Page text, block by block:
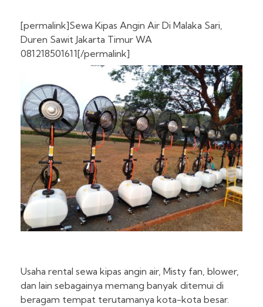
[permalink]Sewa Kipas Angin Air Di Malaka Sari,
Duren Sawit Jakarta Timur WA
081218501611[/permalink]
Usaha rental sewa kipas angin air, Misty fan, blower,
dan lain sebagainya memang banyak ditemui di
beragam tempat terutamanya kota-kota besar.